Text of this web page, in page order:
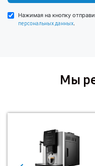
Нажимая на кнопку
персональных данных.
Мы